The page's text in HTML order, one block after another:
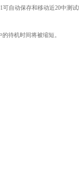
可自动保存和移动近20中测
待机时间将被缩短。